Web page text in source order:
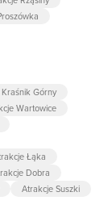
Górny
Wartowice
Łąka
Dobra
Atrakcje Suszki